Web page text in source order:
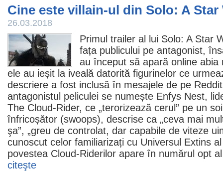
Cine este villain-ul din Solo: A Star
26.03.2018
Primul trailer al lui Solo: A Star
fața publicului pe antagonist,
au început să apară online abia
ele au ieșit la iveală datorită figurinelor ce
descriere a fost inclusă în mesajele de pe
antagonistul peliculei se numește Enfys Nest,
The Cloud-Rider, ce „terorizează cerul” pe un
înfricoșător (swoops), descrise ca „ceva mai
şa”, „greu de controlat, dar capabile de viteze
cunoscut celor familiarizați cu Universul Extins
povestea Cloud-Riderilor apare în numărul opt
citeşte